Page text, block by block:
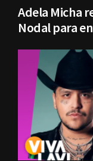
Adela Micha
Nodal para